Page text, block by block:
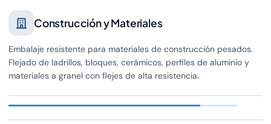
Construcción y Materiales
Embalaje resistente para materiales de construcción pesados.
Flejado de ladrillos, bloques, cerámicos, perfiles de aluminio y
materiales a granel con flejes de alta resistencia.